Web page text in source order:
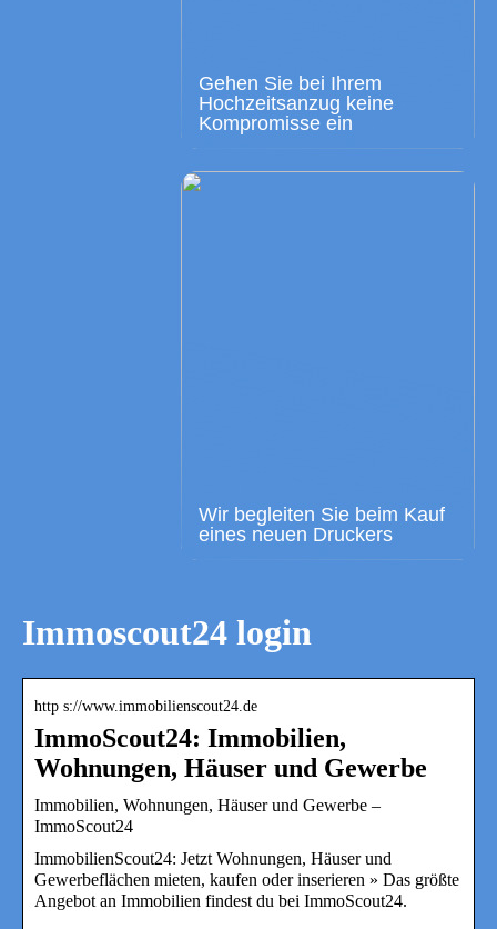
Gehen Sie bei Ihrem
Hochzeitsanzug keine
Kompromisse ein
Wir begleiten Sie beim Kauf
eines neuen Druckers
Immoscout24 login
http s://www.immobilienscout24.de
ImmoScout24: Immobilien,
Wohnungen, Häuser und Gewerbe
Immobilien, Wohnungen, Häuser und Gewerbe –
ImmoScout24
ImmobilienScout24: Jetzt Wohnungen, Häuser und
Gewerbeflächen mieten, kaufen oder inserieren » Das größte
Angebot an Immobilien findest du bei ImmoScout24.